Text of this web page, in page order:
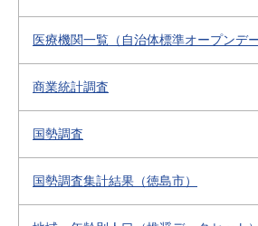
医療機関一覧（自治体標準オープンデ
商業統計調査
国勢調査
国勢調査集計結果（徳島市）